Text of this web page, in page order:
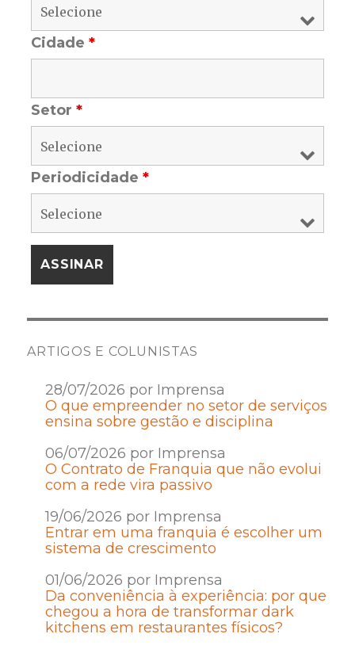
Cidade*
Setor*
Periodicidade*
ARTIGOS E COLUNISTAS
28/07/2026 por Imprensa
O que empreender no setor de serviços
ensina sobre gestão e disciplina
06/07/2026 por Imprensa
O Contrato de Franquia que não evolui
com a rede vira passivo
19/06/2026 por Imprensa
Entrar em uma franquia é escolher um
sistema de crescimento
01/06/2026 por Imprensa
Da conveniência à experiência: por que
chegou a hora de transformar dark
kitchens em restaurantes físicos?